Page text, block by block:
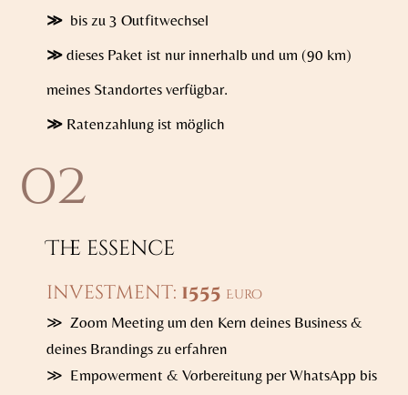
≫ bis zu 3 Outfitwechsel
≫ dieses Paket ist nur innerhalb und um (90 km)
meines Standortes verfügbar.
≫ Ratenzahlung ist möglich
02
The essence
investment: 1555 Euro
≫ Zoom Meeting um den Kern deines Business &
deines Brandings zu erfahren
≫ Empowerment & Vorbereitung per WhatsApp bis